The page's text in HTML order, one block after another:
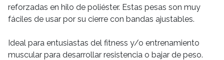
reforzadas en hilo de poliéster. Estas pesas son muy
fáciles de usar por su cierre con bandas ajustables.
Ideal para entusiastas del fitness y/o entrenamiento
muscular para desarrollar resistencia o bajar de peso.